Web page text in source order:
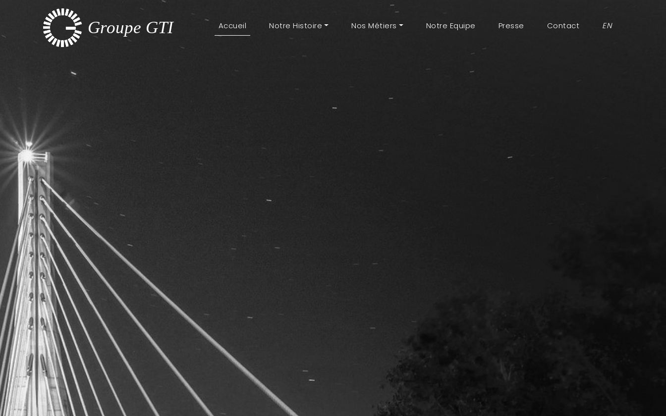
Groupe GTI Accueil (current)Notre Histoire Nos Métiers Notre Equipe Presse Contact EN